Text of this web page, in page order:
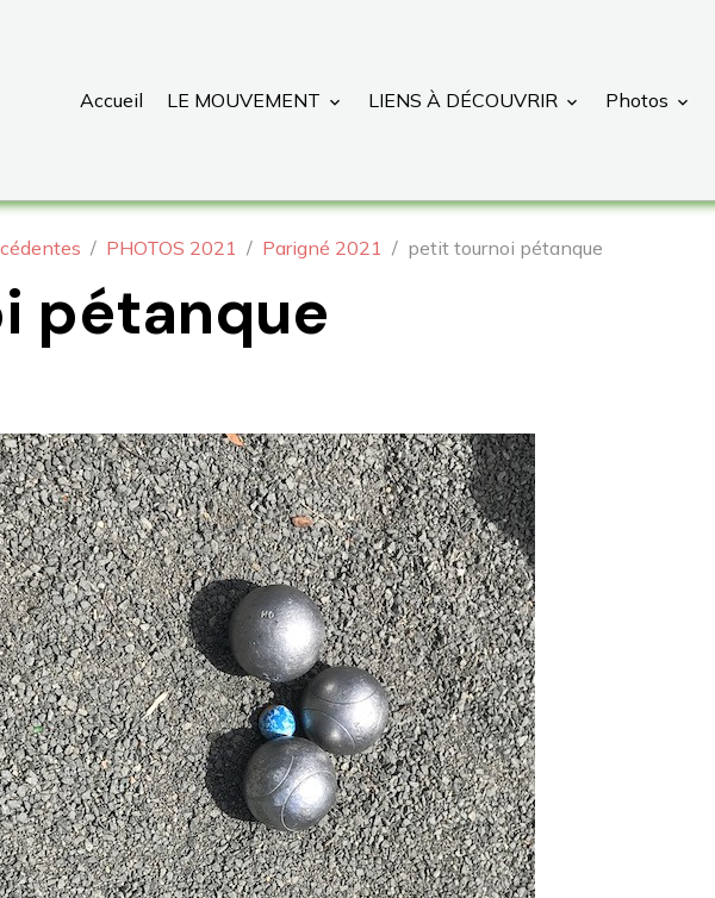
Accueil LE MOUVEMENT LIENS À DÉCOUVRIR Photos
PHOTOS 2021 Parigné 2021 petit tournoi pétanque
pétanque